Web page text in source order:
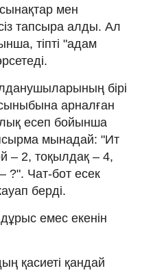
мен
тапсыра алды. Ал
тіпті "адам
бірі
арналған
есеп бойынша
мынадай: "Ит
– 2, тоқылдақ – 4,
?". Чат-бот есек
берді.
емес екенін
қасиеті қандай